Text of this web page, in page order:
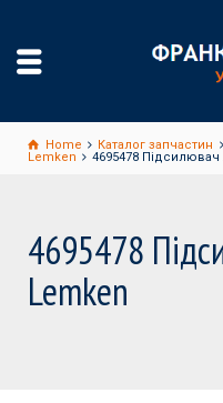
Home Каталог запчастин
Lemken
4695478
4695478
Lemken